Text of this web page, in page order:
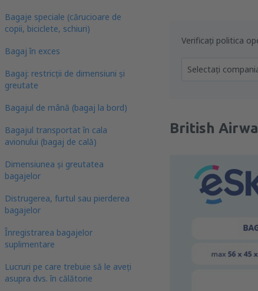
Bagaje speciale (cărucioare de
copii, biciclete, schiuri)
Bagaj în exces
Bagaj: restricții de dimensiuni și
greutate
Bagajul de mână (bagaj la bord)
Bagajul transportat în cala
avionului (bagaj de cală)
Dimensiunea și greutatea
bagajelor
Distrugerea, furtul sau pierderea
bagajelor
Înregistrarea bagajelor
suplimentare
Lucruri pe care trebuie să le aveți
asupra dvs. în călătorie
Verificați politica
Selectați
British